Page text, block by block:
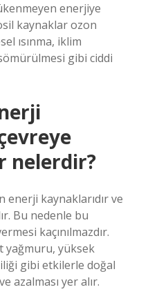
enerjiye
kaynaklar ozon
ısınma, iklim
gibi ciddi
nelerdir?
enerji kaynaklarıdır ve
Bu nedenle bu
kaçınılmazdır.
yağmuru, yüksek
gibi etkilerle doğal
azalması yer alır.